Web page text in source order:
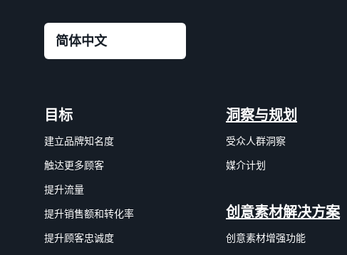
目标
建立品牌知名度
触达更多顾客
提升流量
提升销售额和转化率
提升顾客忠诚度
洞察与规划
受众人群洞察
媒介计划
创意素材解决方案
创意素材增强功能